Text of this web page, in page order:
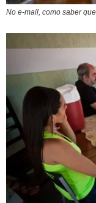
No e-mail, como saber